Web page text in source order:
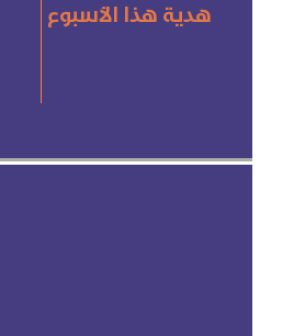
هدية هذا الأسبوع